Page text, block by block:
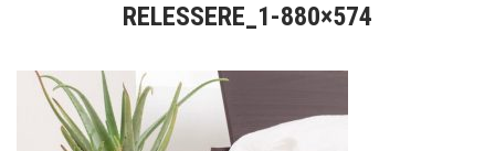
RELESSERE_1-880×574